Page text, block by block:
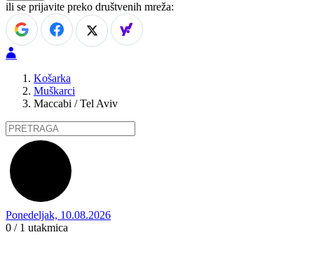
ili se prijavite preko društvenih mreža:
Košarka
Muškarci
Maccabi / Tel Aviv
Ponedeljak, 10.08.2026
0 / 1 utakmica